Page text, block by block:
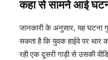
कहा से सामने आई
जानकारी के अनुसार, यह घटना
सकता है कि युवक हाईवे पर थार
रही एक दूसरी गाड़ी से उसकी